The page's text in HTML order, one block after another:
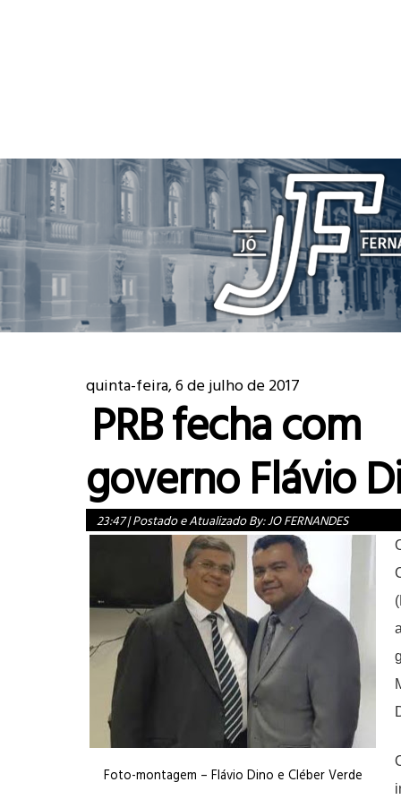
quinta-feira, 6 de julho de 2017
PRB fecha com
governo Flávio
23:47|Postado e Atualizado By:JO FERNANDES
Foto-montagem – Flávio Dino e Cléber Verde